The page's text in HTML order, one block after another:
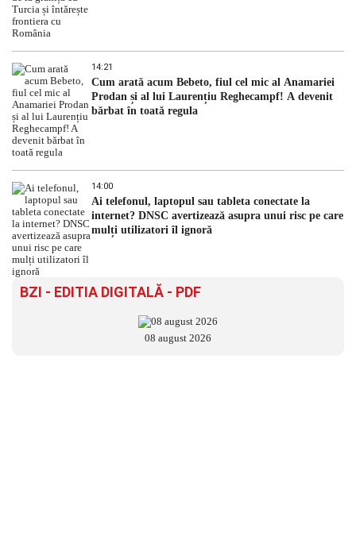
14:21
Cum arată acum Bebeto, fiul cel mic al Anamariei
Prodan și al lui Laurențiu Reghecampf! A devenit
bărbat în toată regula
14:00
Ai telefonul, laptopul sau tableta conectate la
internet? DNSC avertizează asupra unui risc pe care
mulți utilizatori îl ignoră
BZI - EDITIA DIGITALĂ - PDF
08 august 2026